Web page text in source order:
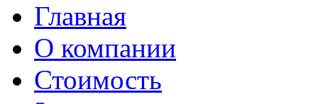
Главная
О компании
Стоимость